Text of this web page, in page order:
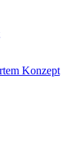
Konzept